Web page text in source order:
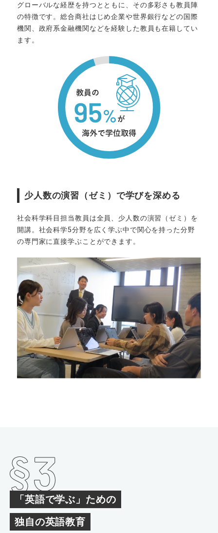
グローバルな経歴を持つとともに、その多彩さも教員陣
の特徴です。総合商社はじめ企業や世界銀行などの国際
機関、政府系金融機関などを経験した教員も在籍してい
ます。
少人数の演習（ゼミ）で学びを深める
社会科学科目担当教員は全員、少人数の演習（ゼミ）を
開講。社会科学5分野を広く学ぶ中で関心を持った分野
の専門家に直接学ぶことができます。
「英語で学ぶ」ための
独自の英語教育